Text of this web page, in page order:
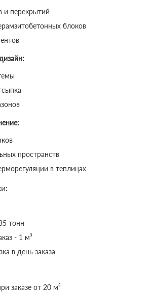
и перекрытий
блоков
пространств
в теплицах
тонн
- 1 м³
в день заказа
заказе от 20 м³